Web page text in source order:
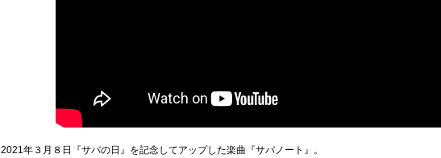
2021年３月８日『サバの日』を記念してアップした楽曲『サバノート』。